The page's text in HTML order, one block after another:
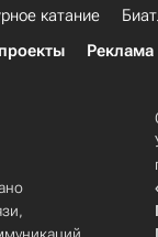
катание
Реклама